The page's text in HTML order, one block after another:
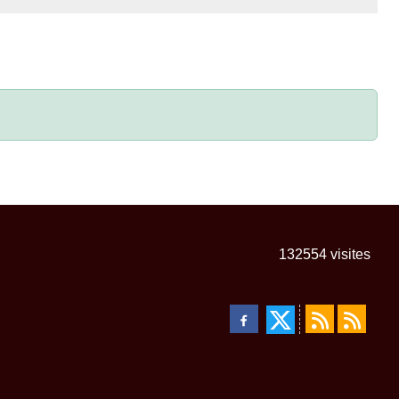
132554 visites